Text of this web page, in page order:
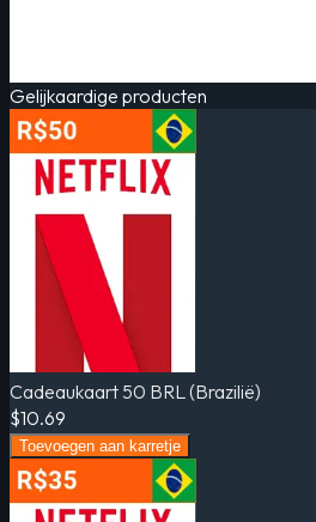
Gelijkaardige producten
Cadeaukaart 50 BRL (Brazilië)
$10.69
Toevoegen aan karretje